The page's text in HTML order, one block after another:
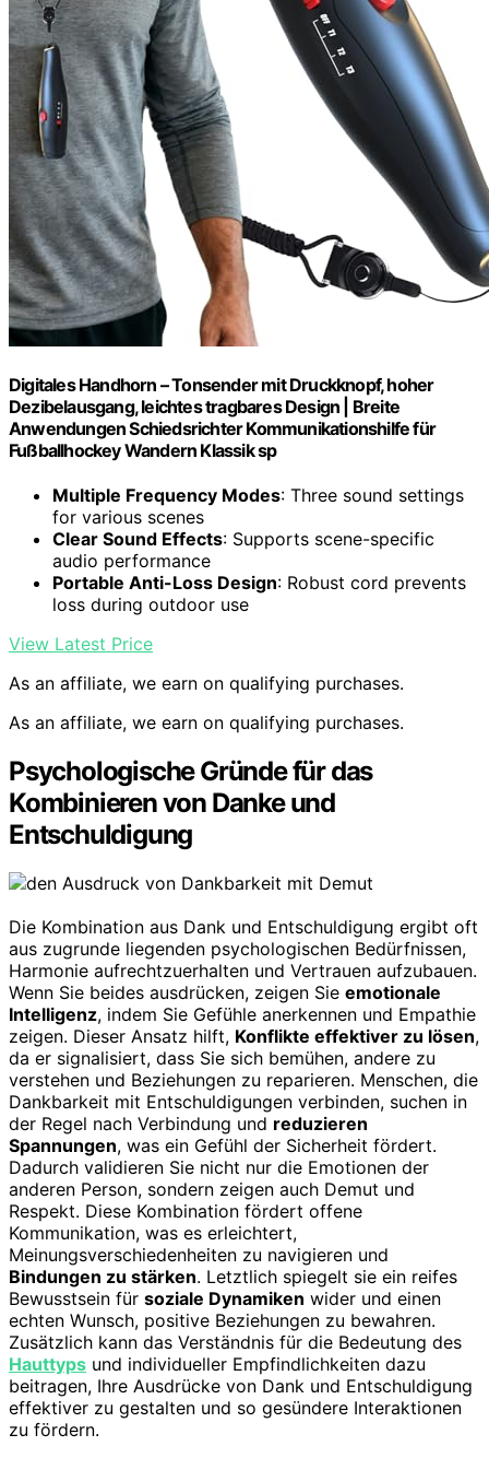
Digitales Handhorn – Tonsender mit Druckknopf, hoher
Dezibelausgang, leichtes tragbares Design | Breite
Anwendungen Schiedsrichter Kommunikationshilfe für
Fußballhockey Wandern Klassik sp
Multiple Frequency Modes: Three sound settings
for various scenes
Clear Sound Effects: Supports scene-specific
audio performance
Portable Anti-Loss Design: Robust cord prevents
loss during outdoor use
View Latest Price
As an affiliate, we earn on qualifying purchases.
As an affiliate, we earn on qualifying purchases.
Psychologische Gründe für das
Kombinieren von Danke und
Entschuldigung
Die Kombination aus Dank und Entschuldigung ergibt oft
aus zugrunde liegenden psychologischen Bedürfnissen,
Harmonie aufrechtzuerhalten und Vertrauen aufzubauen.
Wenn Sie beides ausdrücken, zeigen Sie emotionale
Intelligenz, indem Sie Gefühle anerkennen und Empathie
zeigen. Dieser Ansatz hilft, Konflikte effektiver zu lösen,
da er signalisiert, dass Sie sich bemühen, andere zu
verstehen und Beziehungen zu reparieren. Menschen, die
Dankbarkeit mit Entschuldigungen verbinden, suchen in
der Regel nach Verbindung und reduzieren
Spannungen, was ein Gefühl der Sicherheit fördert.
Dadurch validieren Sie nicht nur die Emotionen der
anderen Person, sondern zeigen auch Demut und
Respekt. Diese Kombination fördert offene
Kommunikation, was es erleichtert,
Meinungsverschiedenheiten zu navigieren und
Bindungen zu stärken. Letztlich spiegelt sie ein reifes
Bewusstsein für soziale Dynamiken wider und einen
echten Wunsch, positive Beziehungen zu bewahren.
Zusätzlich kann das Verständnis für die Bedeutung des
Hauttyps und individueller Empfindlichkeiten dazu
beitragen, Ihre Ausdrücke von Dank und Entschuldigung
effektiver zu gestalten und so gesündere Interaktionen
zu fördern.